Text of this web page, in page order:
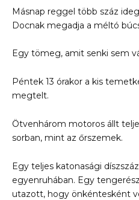
Másnap reggel több száz
Docnak megadja a méltó
Egy tömeg, amit senki sem
Péntek 13 órakor a kis
megtelt.
Ötvenhárom motoros állt
sorban, mint az őrszemek.
Egy teljes katonasági
egyenruhában. Egy
utazott, hogy önkéntesként